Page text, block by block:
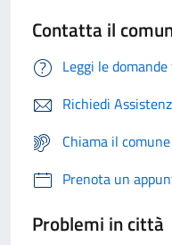
Contatta il
Leggi le
Richiedi
Chiama il
Prenota un
Problemi in città